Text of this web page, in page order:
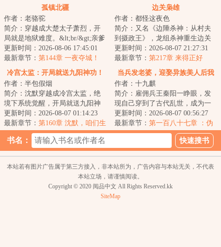
孤镇北疆
作者：老骆驼
简介：穿越成大楚太子萧烈，开
局就是地狱难度。&lt;br/&gt;亲爹
死了，皇位被叔叔抢了，六个堂
兄天天想弄...
更新时间：2026-08-06 17:45:01
最新章节： 第144章 一夜夺城！
边关枭雄
作者：都怪这夜色
简介：又名《边陲杀神：从村夫
到摄政王》，龙组杀神重生边关
懒汉，开局反杀恶卒，迎娶落难
罪女。虐村霸、...
更新时间：2026-08-07 21:27:31
最新章节： 第217章 来得正好
冷宫太监：开局就送九阳神功！
作者：半包假烟
简介：沈默穿越成冷宫太监，绝
境下系统觉醒，开局就送九阳神
功！&lt;br/&gt;香妃：“小默子，
本宫体内寒...
更新时间：2026-08-07 01:14:23
最新章节： 第160章 沈默，咱们生
个儿子吧？
当兵发老婆，迎娶异族美人后我
称王了
作者：十九麒
简介：雇佣兵王秦阳一睁眼，发
现自己穿到了古代乱世，成为一
个爹娘双亡、家中穷苦的少年。
&lt;br/&gt;刚...
更新时间：2026-08-07 00:56:27
最新章节： 第一百八十七章 ：伪
造密信
书名：
本站若有图片广告属于第三方接入，非本站所为，广告内容与本站无关，不代表
本站立场，请谨慎阅读。
Copyright © 2020 阅品中文 All Rights Reserved.kk
SiteMap